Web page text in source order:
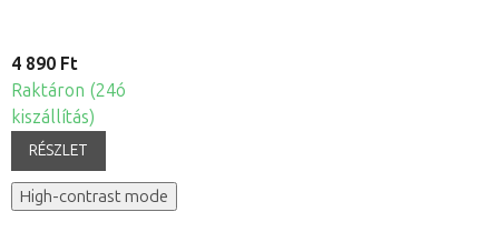
4 890 Ft
Raktáron (24ó
kiszállítás)
RÉSZLET
High-contrast mode